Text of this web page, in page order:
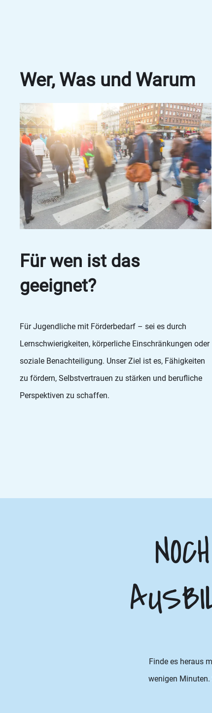
Wer, Was und Warum
Für wen ist das
geeignet?
Für Jugendliche mit Förderbedarf – sei es durch
Lernschwierigkeiten, körperliche Einschränkungen oder
soziale Benachteiligung. Unser Ziel ist es, Fähigkeiten
zu fördern, Selbstvertrauen zu stärken und berufliche
Perspektiven zu schaffen.
Finde es heraus
wenigen